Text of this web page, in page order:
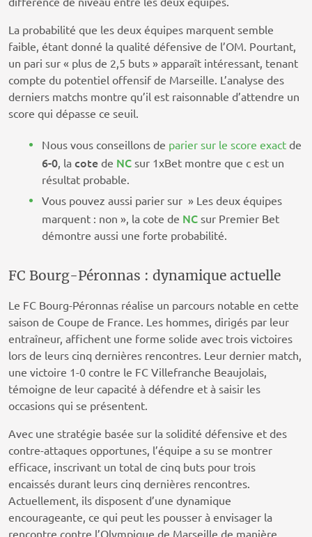
La probabilité que les deux équipes marquent semble
faible, étant donné la qualité défensive de l’OM. Pourtant,
un pari sur « plus de 2,5 buts » apparaît intéressant, tenant
compte du potentiel offensif de Marseille. L’analyse des
derniers matchs montre qu’il est raisonnable d’attendre un
score qui dépasse ce seuil.
Nous vous conseillons de parier sur le score exact de
6-0, la cote de NC sur 1xBet montre que c est un
résultat probable.
Vous pouvez aussi parier sur » Les deux équipes
marquent : non », la cote de NC sur Premier Bet
démontre aussi une forte probabilité.
FC Bourg-Péronnas : dynamique actuelle
Le FC Bourg-Péronnas réalise un parcours notable en cette
saison de Coupe de France. Les hommes, dirigés par leur
entraîneur, affichent une forme solide avec trois victoires
lors de leurs cinq dernières rencontres. Leur dernier match,
une victoire 1-0 contre le FC Villefranche Beaujolais,
témoigne de leur capacité à défendre et à saisir les
occasions qui se présentent.
Avec une stratégie basée sur la solidité défensive et des
contre-attaques opportunes, l’équipe a su se montrer
efficace, inscrivant un total de cinq buts pour trois
encaissés durant leurs cinq dernières rencontres.
Actuellement, ils disposent d’une dynamique
encourageante, ce qui peut les pousser à envisager la
rencontre contre l’Olympique de Marseille de manière